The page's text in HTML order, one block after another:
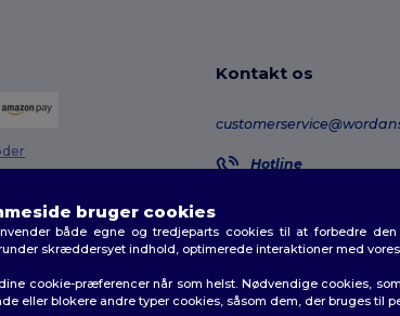
(5)
(4)
Kontakt os
Hotline
Ordresporing
bruger cookies
både egne og tredjeparts cookies til at forbedre
skræddersyet indhold, optimerede interaktioner med
cookie-præferencer når som helst. Nødvendige cookies,
eller blokere andre typer cookies, såsom dem, der bruges til